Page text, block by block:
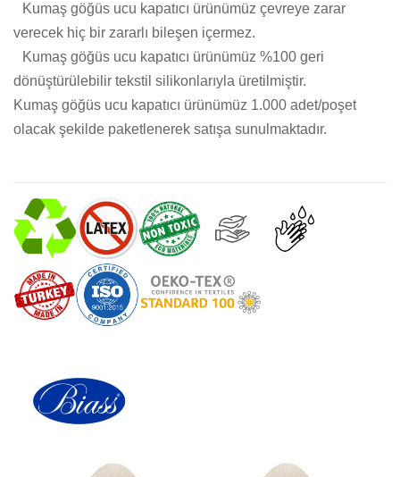
Kumaş göğüs ucu kapatıcı ürünümüz çevreye zarar
verecek hiç bir zararlı bileşen içermez.
Kumaş göğüs ucu kapatıcı ürünümüz %100 geri
dönüştürülebilir tekstil silikonlarıyla üretilmiştir.
Kumaş göğüs ucu kapatıcı ürünümüz 1.000 adet/poşet
olacak şekilde paketlenerek satışa sunulmaktadır.